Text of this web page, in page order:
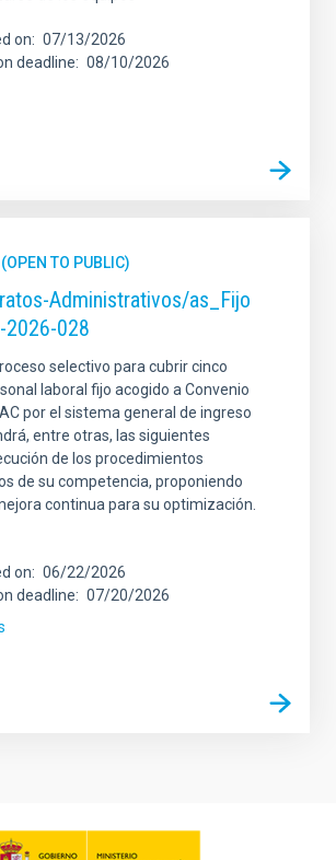
on
07/13/2026
deadline
08/10/2026
TO PUBLIC)
Administrativos/as_Fijo
2026-028
selectivo para cubrir cinco
laboral fijo acogido a Convenio
por el sistema general de ingreso
entre otras, las siguientes
de los procedimientos
de su competencia, proponiendo
continua para su optimización.
on
06/22/2026
deadline
07/20/2026